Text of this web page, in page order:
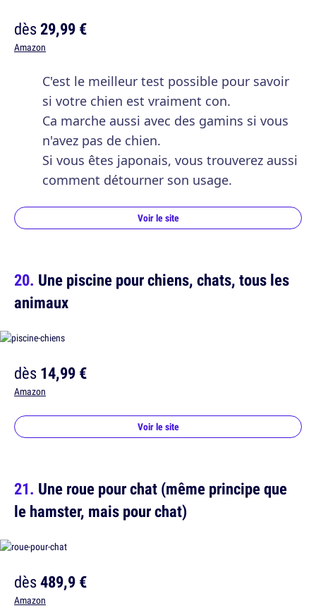
dès29,99 €
Amazon
C'est le meilleur test possible pour savoir
si votre chien est vraiment con.
Ca marche aussi avec des gamins si vous
n'avez pas de chien.
Si vous êtes japonais, vous trouverez aussi
comment détourner son usage.
Voir le site
Une piscine pour chiens, chats, tous les
animaux
dès14,99 €
Amazon
Voir le site
Une roue pour chat (même principe que
le hamster, mais pour chat)
dès489,9 €
Amazon